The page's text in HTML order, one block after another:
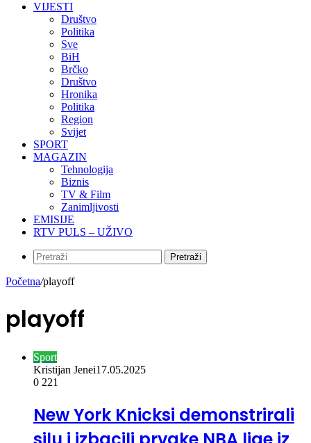
VIJESTI
Društvo
Politika
Sve
BiH
Brčko
Društvo
Hronika
Politika
Region
Svijet
SPORT
MAGAZIN
Tehnologija
Biznis
TV & Film
Zanimljivosti
EMISIJE
RTV PULS – UŽIVO
Pretraži
Početna/playoff
playoff
Sport
Kristijan Jenei17.05.2025
0 221
New York Knicksi demonstrirali